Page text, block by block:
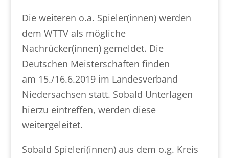
Die weiteren o.a. Spieler(innen) werden
dem WTTV als mögliche
Nachrücker(innen) gemeldet. Die
Deutschen Meisterschaften finden
am 15./16.6.2019 im Landesverband
Niedersachsen statt. Sobald Unterlagen
hierzu eintreffen, werden diese
weitergeleitet.
Sobald Spieleri(innen) aus dem o.g. Kreis